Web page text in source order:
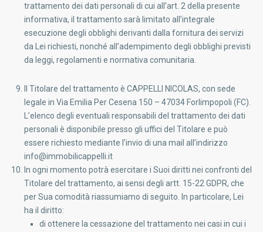
trattamento dei dati personali di cui all’art. 2 della presente
informativa, il trattamento sarà limitato all’integrale
esecuzione degli obblighi derivanti dalla fornitura dei servizi
da Lei richiesti, nonché all’adempimento degli obblighi previsti
da leggi, regolamenti e normativa comunitaria.
Il Titolare del trattamento è CAPPELLI NICOLAS, con sede
legale in Via Emilia Per Cesena 150 – 47034 Forlimpopoli (FC).
L’elenco degli eventuali responsabili del trattamento dei dati
personali è disponibile presso gli uffici del Titolare e può
essere richiesto mediante l’invio di una mail all’indirizzo
info@immobilicappelli.it
In ogni momento potrà esercitare i Suoi diritti nei confronti del
Titolare del trattamento, ai sensi degli artt. 15-22 GDPR, che
per Sua comodità riassumiamo di seguito. In particolare, Lei
ha il diritto:
di ottenere la cessazione del trattamento nei casi in cui i